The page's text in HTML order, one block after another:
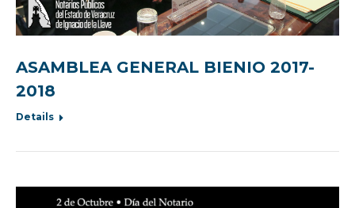
ASAMBLEA GENERAL BIENIO 2017-
2018
Details